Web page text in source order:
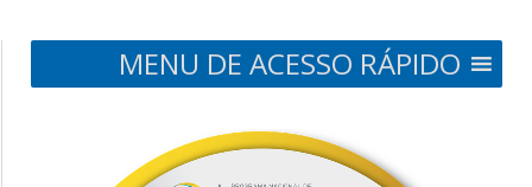
MENU DE ACESSO RÁPIDO